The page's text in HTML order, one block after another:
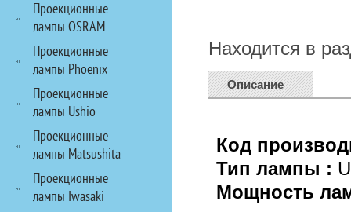
Находится в
Описание
Код
Тип лампы :
Мощность
Проекционные
лампы OSRAM
Проекционные
лампы Phoenix
Проекционные
лампы Ushio
Проекционные
лампы Matsushita
Проекционные
лампы Iwasaki